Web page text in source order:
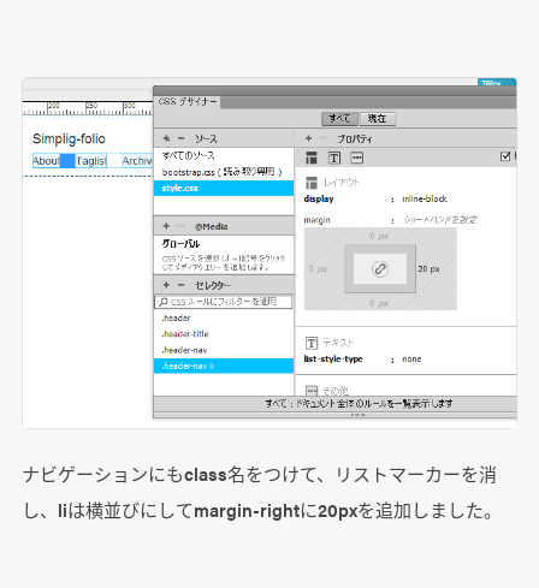
ナビゲーションにもclass名をつけて、リストマーカーを消
し、liは横並びにしてmargin-rightに20pxを追加しました。